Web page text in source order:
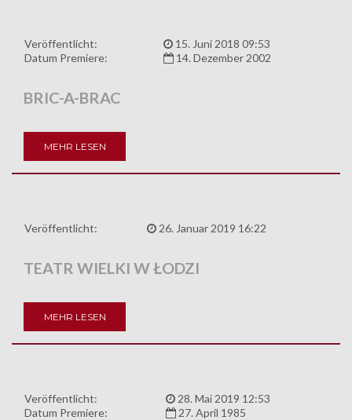
Veröffentlicht:
15. Juni 2018 09:53
Datum Premiere:
14. Dezember 2002
BRIC-A-BRAC
MEHR LESEN
Veröffentlicht: 26. Januar 2019 16:22
TEATR WIELKI W ŁODZI
MEHR LESEN
Veröffentlicht:
28. Mai 2019 12:53
Datum Premiere:
27. April 1985